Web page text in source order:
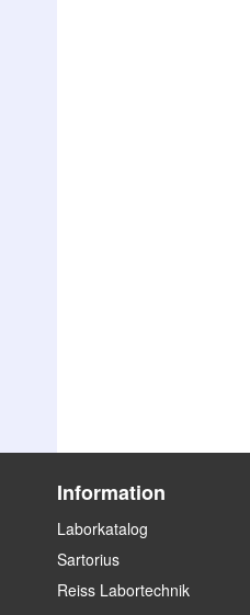
Information
Laborkatalog
Sartorius
Reiss Labortechnik